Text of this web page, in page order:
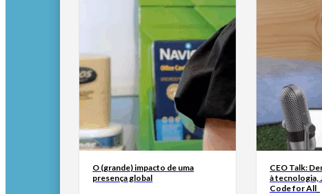
O (grande) impacto de uma
presença global
CEO Talk:
à tecnologia,
Code for All_